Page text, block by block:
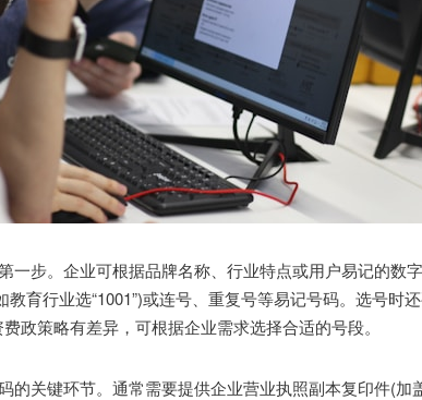
步。企业可根据品牌名称、行业特点或用户易记的数
育行业选“1001”)或连号、重复号等易记号码。选号时
政策略有差异，可根据企业需求选择合适的号段。
关键环节。通常需要提供企业营业执照副本复印件(加